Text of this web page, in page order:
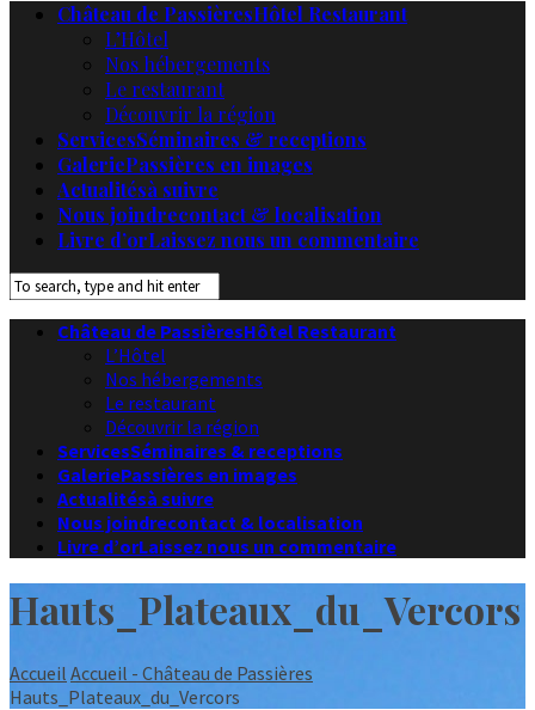
Château de PassièresHôtel Restaurant
L’Hôtel
Nos hébergements
Le restaurant
Découvrir la région
ServicesSéminaires & receptions
GaleriePassières en images
Actualitésà suivre
Nous joindrecontact & localisation
Livre d’orLaissez nous un commentaire
Château de PassièresHôtel Restaurant
L’Hôtel
Nos hébergements
Le restaurant
Découvrir la région
ServicesSéminaires & receptions
GaleriePassières en images
Actualitésà suivre
Nous joindrecontact & localisation
Livre d’orLaissez nous un commentaire
Hauts_Plateaux_du_Vercors
Accueil Accueil - Château de Passières
Hauts_Plateaux_du_Vercors